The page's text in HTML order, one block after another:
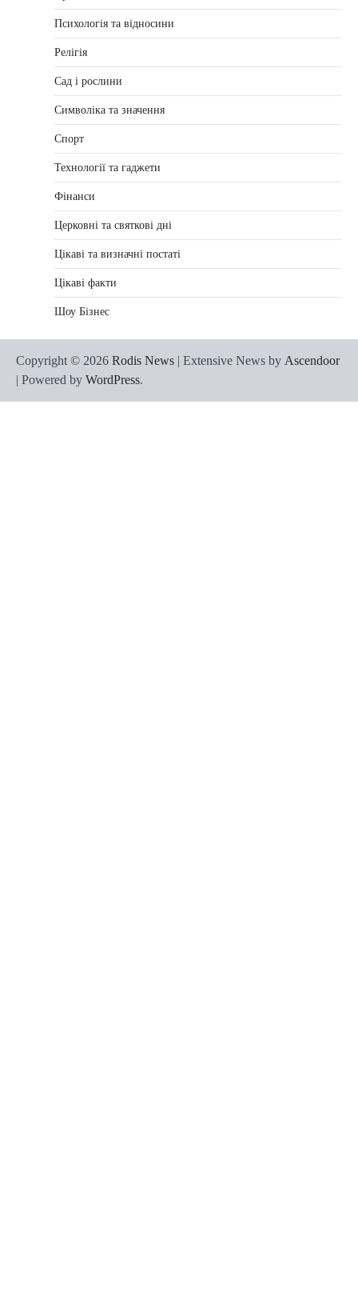
Психологія та відносини
Релігія
Сад і рослини
Символіка та значення
Спорт
Технології та гаджети
Фінанси
Церковні та святкові дні
Цікаві та визначні постаті
Цікаві факти
Шоу Бізнес
Copyright © 2026 Rodis News | Extensive News by Ascendoor
| Powered by WordPress.